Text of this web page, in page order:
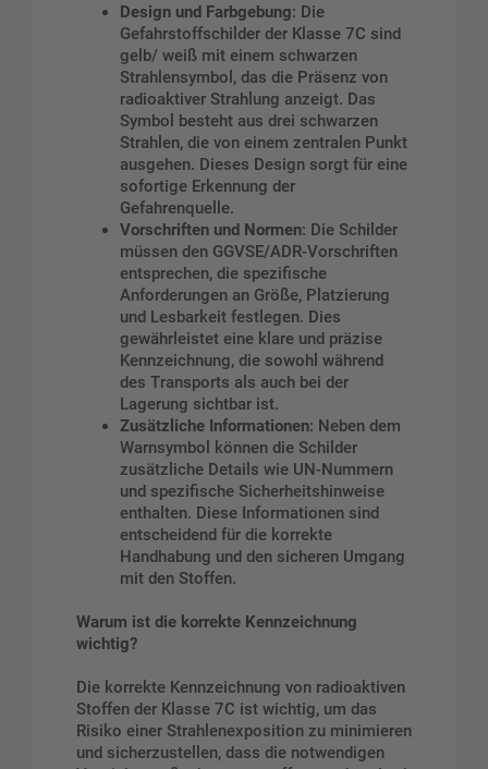
Design und Farbgebung: Die
Gefahrstoffschilder der Klasse 7C sind
gelb/ weiß mit einem schwarzen
Strahlensymbol, das die Präsenz von
radioaktiver Strahlung anzeigt. Das
Symbol besteht aus drei schwarzen
Strahlen, die von einem zentralen Punkt
ausgehen. Dieses Design sorgt für eine
sofortige Erkennung der
Gefahrenquelle.
Vorschriften und Normen: Die Schilder
müssen den GGVSE/ADR-Vorschriften
entsprechen, die spezifische
Anforderungen an Größe, Platzierung
und Lesbarkeit festlegen. Dies
gewährleistet eine klare und präzise
Kennzeichnung, die sowohl während
des Transports als auch bei der
Lagerung sichtbar ist.
Zusätzliche Informationen: Neben dem
Warnsymbol können die Schilder
zusätzliche Details wie UN-Nummern
und spezifische Sicherheitshinweise
enthalten. Diese Informationen sind
entscheidend für die korrekte
Handhabung und den sicheren Umgang
mit den Stoffen.
Warum ist die korrekte Kennzeichnung
wichtig?
Die korrekte Kennzeichnung von radioaktiven
Stoffen der Klasse 7C ist wichtig, um das
Risiko einer Strahlenexposition zu minimieren
und sicherzustellen, dass die notwendigen